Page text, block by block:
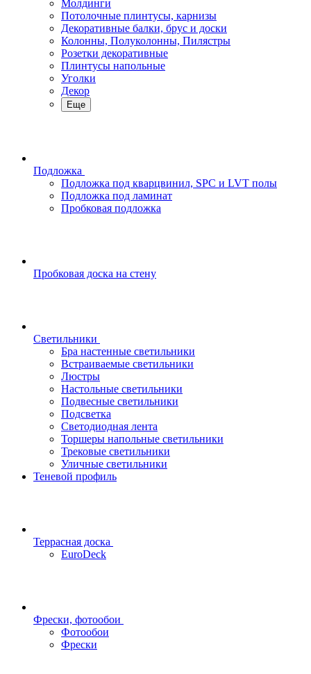
Молдинги
Потолочные плинтусы, карнизы
Декоративные балки, брус и доски
Колонны, Полуколонны, Пилястры
Розетки декоративные
Плинтусы напольные
Уголки
Декор
Еще
Подложка
Подложка под кварцвинил, SPC и LVT полы
Подложка под ламинат
Пробковая подложка
Пробковая доска на стену
Светильники
Бра настенные светильники
Встраиваемые светильники
Люстры
Настольные светильники
Подвесные светильники
Подсветка
Светодиодная лента
Торшеры напольные светильники
Трековые светильники
Уличные светильники
Теневой профиль
Террасная доска
EuroDeck
Фрески, фотообои
Фотообои
Фрески